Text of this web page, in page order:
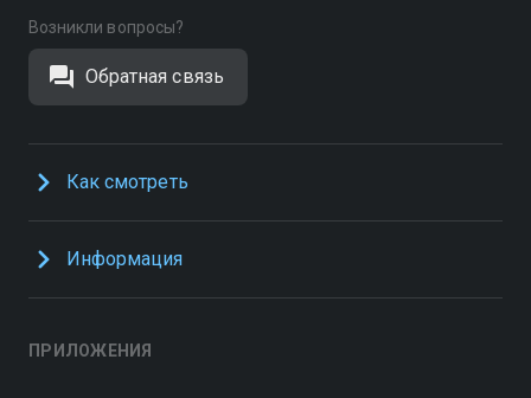
Возникли вопросы?
Обратная связь
Как смотреть
Информация
ПРИЛОЖЕНИЯ